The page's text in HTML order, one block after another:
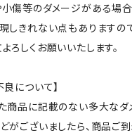
傷等のダメージがある場合
しきれない点もありますの
ろしくお願いいたします。
良について】
商品に記載のない多大なダ
がございましたら、商品ご